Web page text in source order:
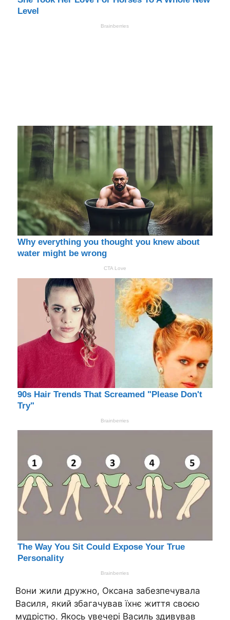
Вони жили дружно, Оксана забезпечувала
Василя, який збагачував їхнє життя своєю
мудрістю. Якось увечері Василь здивував